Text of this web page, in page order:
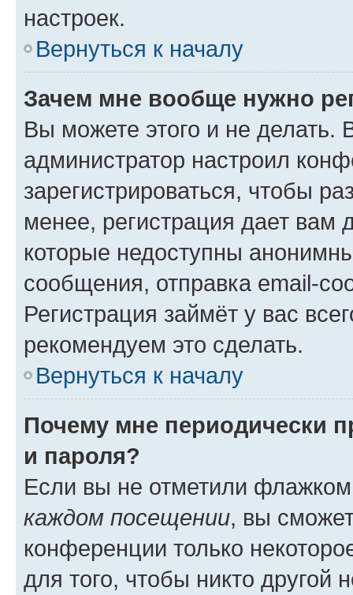
настроек.
Вернуться к началу
Зачем мне вообще нужно
Вы можете этого и не делать.
администратор настроил
зарегистрироваться, чтобы
менее, регистрация дает вам
которые недоступны
сообщения, отправка email-
Регистрация займёт у вас
рекомендуем это сделать.
Вернуться к началу
Почему мне периодически
и пароля?
Если вы не отметили
каждом посещении, вы
конференции только
для того, чтобы никто другой